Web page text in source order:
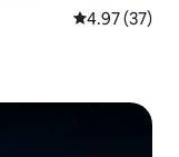
レビュー37
4.97 (37)